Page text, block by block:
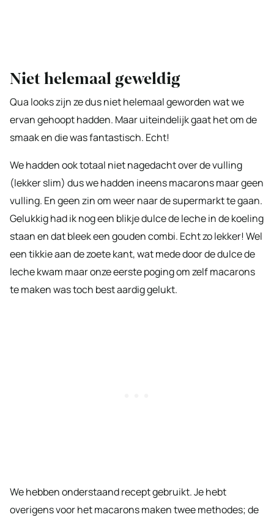
Niet helemaal geweldig
Qua looks zijn ze dus niet helemaal geworden wat we
ervan gehoopt hadden. Maar uiteindelijk gaat het om de
smaak en die was fantastisch. Echt!
We hadden ook totaal niet nagedacht over de vulling
(lekker slim) dus we hadden ineens macarons maar geen
vulling. En geen zin om weer naar de supermarkt te gaan.
Gelukkig had ik nog een blikje dulce de leche in de koeling
staan en dat bleek een gouden combi. Echt zo lekker! Wel
een tikkie aan de zoete kant, wat mede door de dulce de
leche kwam maar onze eerste poging om zelf macarons
te maken was toch best aardig gelukt.
We hebben onderstaand recept gebruikt. Je hebt
overigens voor het macarons maken twee methodes; de